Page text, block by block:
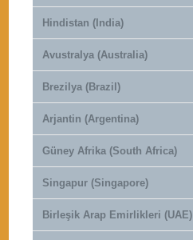
Hindistan (India)
Avustralya (Australia)
Brezilya (Brazil)
Arjantin (Argentina)
Güney Afrika (South Africa)
Singapur (Singapore)
Birleşik Arap Emirlikleri (UAE)